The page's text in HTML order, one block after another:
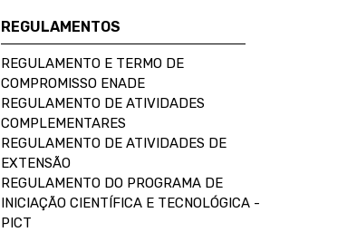
REGULAMENTOS
REGULAMENTO E TERMO DE
COMPROMISSO ENADE
REGULAMENTO DE ATIVIDADES
COMPLEMENTARES
REGULAMENTO DE ATIVIDADES DE
EXTENSÃO
REGULAMENTO DO PROGRAMA DE
INICIAÇÃO CIENTÍFICA E TECNOLÓGICA -
PICT